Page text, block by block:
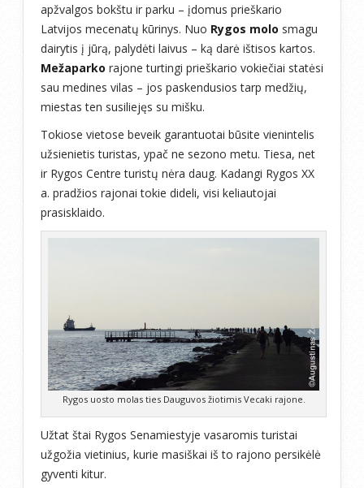
apžvalgos bokštu ir parku – įdomus prieškario
Latvijos mecenatų kūrinys. Nuo Rygos molo smagu
dairytis į jūrą, palydėti laivus – ką darė ištisos kartos.
Mežaparko rajone turtingi prieškario vokiečiai statėsi
sau medines vilas – jos paskendusios tarp medžių,
miestas ten susiliejęs su mišku.
Tokiose vietose beveik garantuotai būsite vienintelis
užsienietis turistas, ypač ne sezono metu. Tiesa, net
ir Rygos Centre turistų nėra daug. Kadangi Rygos XX
a. pradžios rajonai tokie dideli, visi keliautojai
prasisklaido.
Rygos uosto molas ties Dauguvos žiotimis Vecaki rajone.
Užtat štai Rygos Senamiestyje vasaromis turistai
užgožia vietinius, kurie masiškai iš to rajono persikėlė
gyventi kitur.